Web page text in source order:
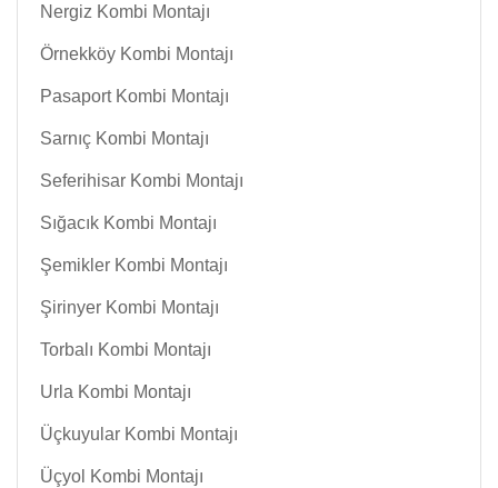
Nergiz Kombi Montajı
Örnekköy Kombi Montajı
Pasaport Kombi Montajı
Sarnıç Kombi Montajı
Seferihisar Kombi Montajı
Sığacık Kombi Montajı
Şemikler Kombi Montajı
Şirinyer Kombi Montajı
Torbalı Kombi Montajı
Urla Kombi Montajı
Üçkuyular Kombi Montajı
Üçyol Kombi Montajı